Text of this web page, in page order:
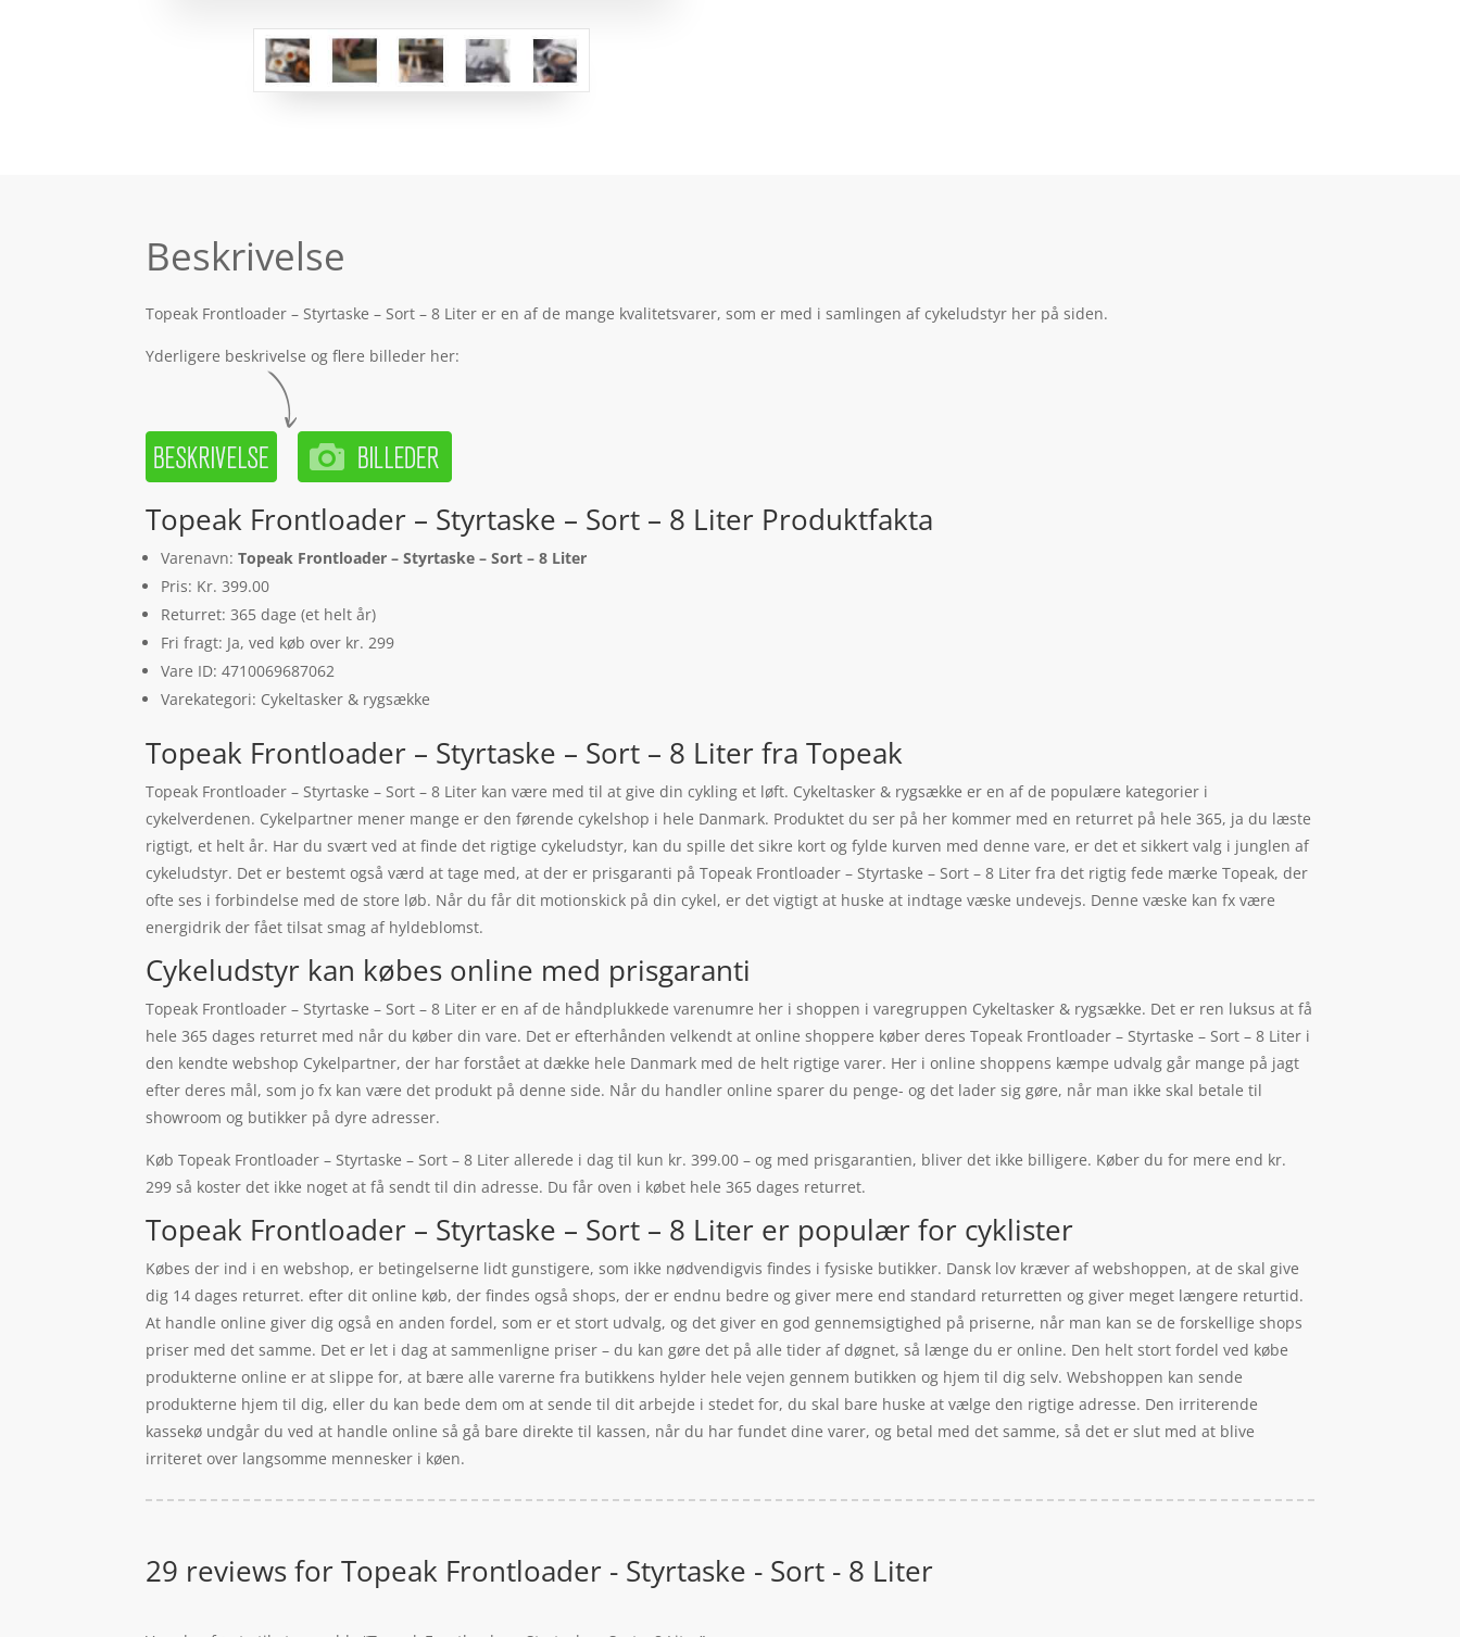
Beskrivelse
Topeak Frontloader – Styrtaske – Sort – 8 Liter er en af de mange kvalitetsvarer, som er med i samlingen af cykeludstyr her på siden.
Yderligere beskrivelse og flere billeder her:
Topeak Frontloader – Styrtaske – Sort – 8 Liter Produktfakta
Varenavn:Topeak Frontloader – Styrtaske – Sort – 8 Liter
Pris: Kr. 399.00
Returret: 365 dage (et helt år)
Fri fragt: Ja, ved køb over kr. 299
Vare ID: 4710069687062
Varekategori: Cykeltasker & rygsække
Topeak Frontloader – Styrtaske – Sort – 8 Liter fra Topeak
Topeak Frontloader – Styrtaske – Sort – 8 Liter kan være med til at give din cykling et løft. Cykeltasker & rygsække er en af de populære kategorier i
cykelverdenen. Cykelpartner mener mange er den førende cykelshop i hele Danmark. Produktet du ser på her kommer med en returret på hele 365, ja du læste
rigtigt, et helt år. Har du svært ved at finde det rigtige cykeludstyr, kan du spille det sikre kort og fylde kurven med denne vare, er det et sikkert valg i junglen af
cykeludstyr. Det er bestemt også værd at tage med, at der er prisgaranti på Topeak Frontloader – Styrtaske – Sort – 8 Liter fra det rigtig fede mærke Topeak, der
ofte ses i forbindelse med de store løb. Når du får dit motionskick på din cykel, er det vigtigt at huske at indtage væske undevejs. Denne væske kan fx være
energidrik der fået tilsat smag af hyldeblomst.
Cykeludstyr kan købes online med prisgaranti
Topeak Frontloader – Styrtaske – Sort – 8 Liter er en af de håndplukkede varenumre her i shoppen i varegruppen Cykeltasker & rygsække. Det er ren luksus at få
hele 365 dages returret med når du køber din vare. Det er efterhånden velkendt at online shoppere køber deres Topeak Frontloader – Styrtaske – Sort – 8 Liter i
den kendte webshop Cykelpartner, der har forstået at dække hele Danmark med de helt rigtige varer. Her i online shoppens kæmpe udvalg går mange på jagt
efter deres mål, som jo fx kan være det produkt på denne side. Når du handler online sparer du penge- og det lader sig gøre, når man ikke skal betale til
showroom og butikker på dyre adresser.
Køb Topeak Frontloader – Styrtaske – Sort – 8 Liter allerede i dag til kun kr. 399.00 – og med prisgarantien, bliver det ikke billigere. Køber du for mere end kr.
299 så koster det ikke noget at få sendt til din adresse. Du får oven i købet hele 365 dages returret.
Topeak Frontloader – Styrtaske – Sort – 8 Liter er populær for cyklister
Købes der ind i en webshop, er betingelserne lidt gunstigere, som ikke nødvendigvis findes i fysiske butikker. Dansk lov kræver af webshoppen, at de skal give
dig 14 dages returret. efter dit online køb, der findes også shops, der er endnu bedre og giver mere end standard returretten og giver meget længere returtid.
At handle online giver dig også en anden fordel, som er et stort udvalg, og det giver en god gennemsigtighed på priserne, når man kan se de forskellige shops
priser med det samme. Det er let i dag at sammenligne priser – du kan gøre det på alle tider af døgnet, så længe du er online. Den helt stort fordel ved købe
produkterne online er at slippe for, at bære alle varerne fra butikkens hylder hele vejen gennem butikken og hjem til dig selv. Webshoppen kan sende
produkterne hjem til dig, eller du kan bede dem om at sende til dit arbejde i stedet for, du skal bare huske at vælge den rigtige adresse. Den irriterende
kassekø undgår du ved at handle online så gå bare direkte til kassen, når du har fundet dine varer, og betal med det samme, så det er slut med at blive
irriteret over langsomme mennesker i køen.
29 reviews forTopeak Frontloader - Styrtaske - Sort - 8 Liter